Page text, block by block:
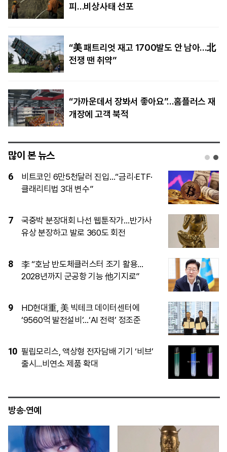
피…비상사태 선포
“美 패트리엇 재고 1700발도 안 남아…北
전쟁 땐 취약”
“가까운데서 장봐서 좋아요”…홈플러스 재
개장에 고객 북적
많이 본 뉴스
1
7월 수도권 15억∼20억원대 아파트 거래
54%가 신고가
2
당분간 ‘용아맥’서 ‘오디세이’ 보기 어려워
요
3
영동∼오창 고속도로, ‘환경평가 완료’로
본격화…2027년 착공, 2032년 완공
4
“글로벌 스타 됐으면”…이선민 “리센느 덕
분에 저도 언급돼 감격”
5
트럼프, 이란 추가공습 유보...이란, 호르무
즈 쥐고 트럼프 출구전략 압박
방송·연예